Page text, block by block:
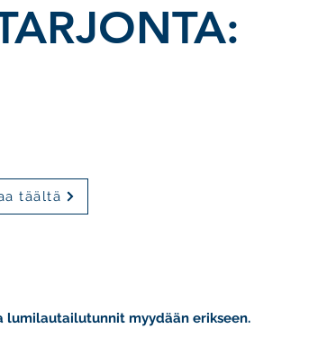
täältä
lumilautailutunnit myydään erikseen.